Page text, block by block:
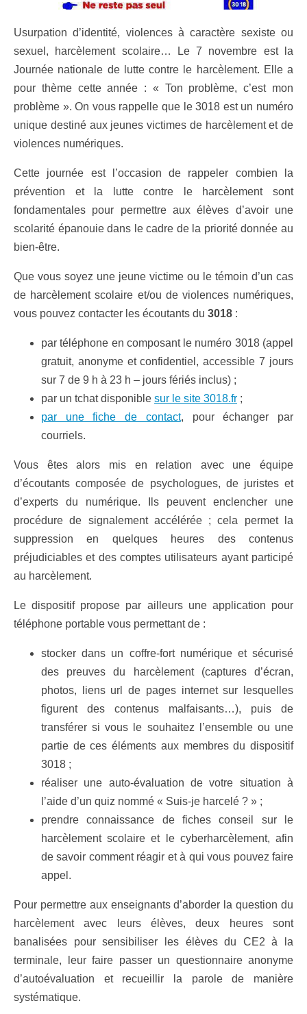
Usurpation d’identité, violences à caractère sexiste ou
sexuel, harcèlement scolaire… Le 7 novembre est la
Journée nationale de lutte contre le harcèlement. Elle a
pour thème cette année : « Ton problème, c’est mon
problème ». On vous rappelle que le 3018 est un numéro
unique destiné aux jeunes victimes de harcèlement et de
violences numériques.
Cette journée est l’occasion de rappeler combien la
prévention et la lutte contre le harcèlement sont
fondamentales pour permettre aux élèves d’avoir une
scolarité épanouie dans le cadre de la priorité donnée au
bien-être.
Que vous soyez une jeune victime ou le témoin d’un cas
de harcèlement scolaire et/ou de violences numériques,
vous pouvez contacter les écoutants du 3018 :
par téléphone en composant le numéro 3018 (appel
gratuit, anonyme et confidentiel, accessible 7 jours
sur 7 de 9 h à 23 h – jours fériés inclus) ;
par un tchat disponible sur le site 3018.fr ;
par une fiche de contact, pour échanger par
courriels.
Vous êtes alors mis en relation avec une équipe
d’écoutants composée de psychologues, de juristes et
d’experts du numérique. Ils peuvent enclencher une
procédure de signalement accélérée ; cela permet la
suppression en quelques heures des contenus
préjudiciables et des comptes utilisateurs ayant participé
au harcèlement.
Le dispositif propose par ailleurs une application pour
téléphone portable vous permettant de :
stocker dans un coffre-fort numérique et sécurisé
des preuves du harcèlement (captures d’écran,
photos, liens url de pages internet sur lesquelles
figurent des contenus malfaisants…), puis de
transférer si vous le souhaitez l’ensemble ou une
partie de ces éléments aux membres du dispositif
3018 ;
réaliser une auto-évaluation de votre situation à
l’aide d’un quiz nommé « Suis-je harcelé ? » ;
prendre connaissance de fiches conseil sur le
harcèlement scolaire et le cyberharcèlement, afin
de savoir comment réagir et à qui vous pouvez faire
appel.
Pour permettre aux enseignants d’aborder la question du
harcèlement avec leurs élèves, deux heures sont
banalisées pour sensibiliser les élèves du CE2 à la
terminale, leur faire passer un questionnaire anonyme
d’autoévaluation et recueillir la parole de manière
systématique.